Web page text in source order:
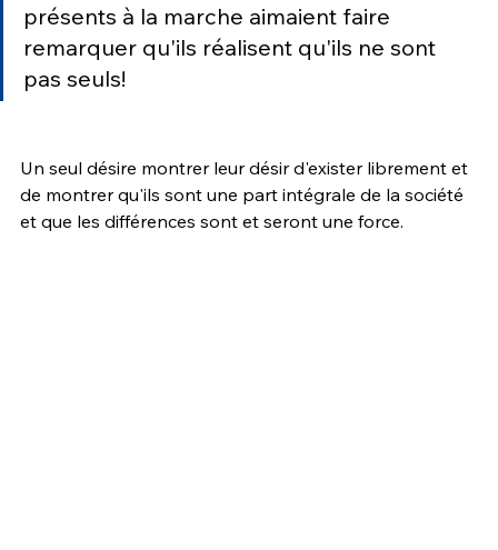
présents à la marche aimaient faire
remarquer qu'ils réalisent qu'ils ne sont
pas seuls!
Un seul désire montrer leur désir d'exister librement et
de montrer qu'ils sont une part intégrale de la société
et que les différences sont et seront une force.